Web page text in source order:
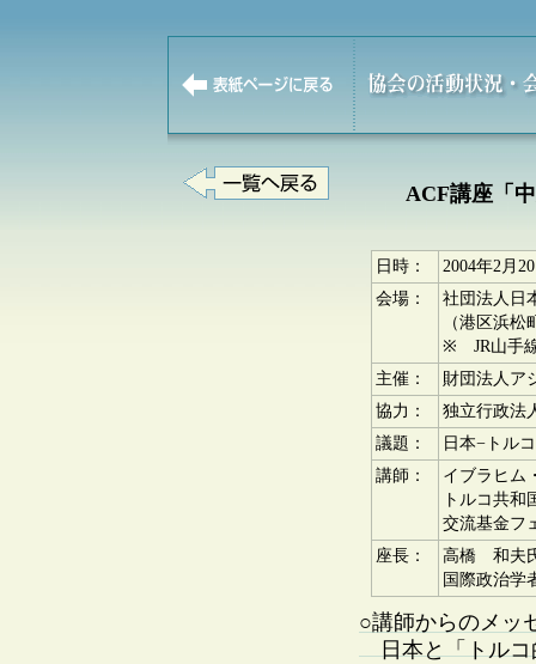
ACF講座「
日時：
2004年2月
会場：
社団法人日
（港区浜
※ JR山手線
主催：
財団法人ア
協力：
独立行政法
議題：
日本−トル
講師：
イブラヒム
トルコ共
交流基金フ
座長：
高橋 和夫
国際政治学
○講師からのメッ
日本と「トルコ